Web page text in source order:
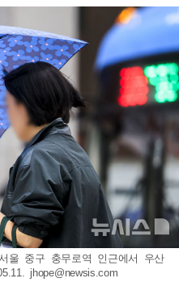
울 중구 충무로역 인근에서 우산
jhope@newsis.com